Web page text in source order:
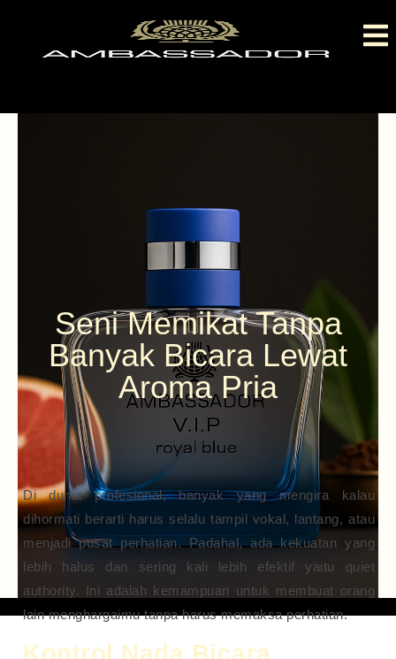
Seni Memikat Tanpa
Banyak Bicara Lewat
Aroma Pria
Di dunia profesional, banyak yang mengira kalau
dihormati berarti harus selalu tampil vokal, lantang, atau
menjadi pusat perhatian. Padahal, ada kekuatan yang
lebih halus dan sering kali lebih efektif yaitu quiet
authority. Ini adalah kemampuan untuk membuat orang
lain menghargaimu tanpa harus memaksa perhatian.